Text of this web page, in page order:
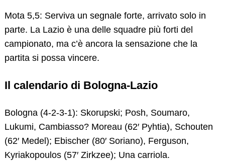
Mota 5,5: Serviva un segnale forte, arrivato solo in
parte. La Lazio è una delle squadre più forti del
campionato, ma c’è ancora la sensazione che la
partita si possa vincere.
Il calendario di Bologna-Lazio
Bologna (4-2-3-1): Skorupski; Posh, Soumaro,
Lukumi, Cambiasso? Moreau (62′ Pyhtia), Schouten
(62′ Medel); Ebischer (80′ Soriano), Ferguson,
Kyriakopoulos (57′ Zirkzee); Una carriola.